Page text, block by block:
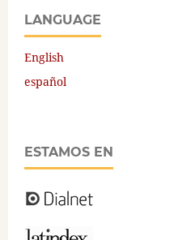
LANGUAGE
English
español
ESTAMOS EN